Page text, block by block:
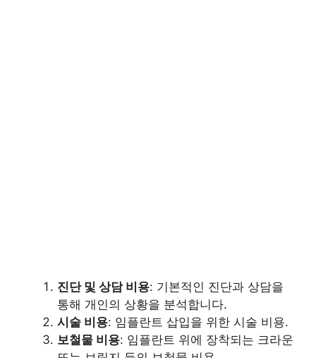
진단 및 상담 비용: 기본적인 진단과 상담을
통해 개인의 상황을 분석합니다.
시술 비용: 임플란트 삽입을 위한 시술 비용.
보철물 비용: 임플란트 위에 장착되는 크라운